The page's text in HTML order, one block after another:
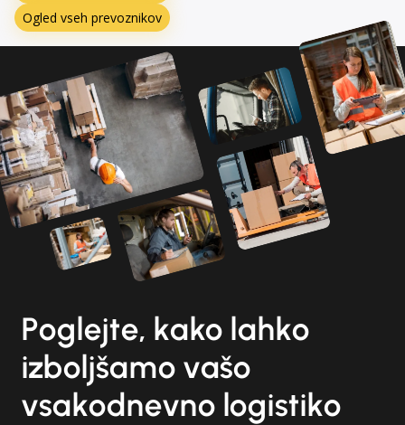
Ogled vseh prevoznikov
Poglejte, kako lahko
izboljšamo vašo
vsakodnevno logistiko